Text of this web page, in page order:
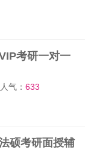
考研一对一
人气：633
硕考研面授辅